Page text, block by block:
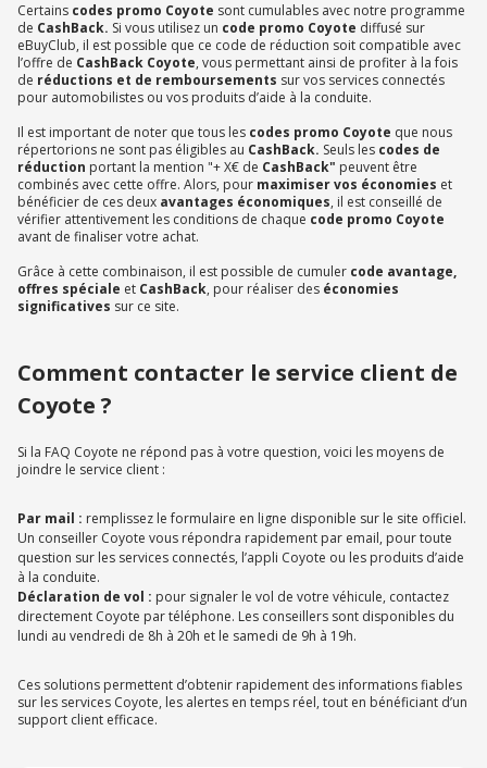
Certains codes promo Coyote sont cumulables avec notre programme
de CashBack. Si vous utilisez un code promo Coyote diffusé sur
eBuyClub, il est possible que ce code de réduction soit compatible avec
l’offre de CashBack Coyote, vous permettant ainsi de profiter à la fois
de réductions et de remboursements sur vos services connectés
pour automobilistes ou vos produits d’aide à la conduite.
Il est important de noter que tous les codes promo Coyote que nous
répertorions ne sont pas éligibles au CashBack. Seuls les codes de
réduction portant la mention "+ X€ de CashBack" peuvent être
combinés avec cette offre. Alors, pour maximiser vos économies et
bénéficier de ces deux avantages économiques, il est conseillé de
vérifier attentivement les conditions de chaque code promo Coyote
avant de finaliser votre achat.
Grâce à cette combinaison, il est possible de cumuler code avantage,
offres spéciale et CashBack, pour réaliser des économies
significatives sur ce site.
Comment contacter le service client de
Coyote ?
Si la FAQ Coyote ne répond pas à votre question, voici les moyens de
joindre le service client :
Par mail : remplissez le formulaire en ligne disponible sur le site officiel.
Un conseiller Coyote vous répondra rapidement par email, pour toute
question sur les services connectés, l’appli Coyote ou les produits d’aide
à la conduite.
Déclaration de vol : pour signaler le vol de votre véhicule, contactez
directement Coyote par téléphone. Les conseillers sont disponibles du
lundi au vendredi de 8h à 20h et le samedi de 9h à 19h.
Ces solutions permettent d’obtenir rapidement des informations fiables
sur les services Coyote, les alertes en temps réel, tout en bénéficiant d’un
support client efficace.